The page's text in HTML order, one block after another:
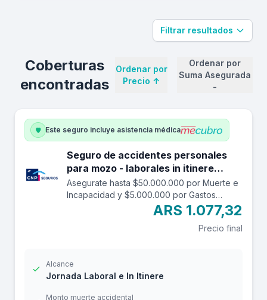
Filtrar resultados
Coberturas
encontradas
Ordenar por
Precio ↑
Ordenar por
Suma Asegurada
-
Este seguro incluye asistencia médica
Seguro de accidentes personales
para mozo - laborales in itinere
hasta 50.000.000.
Asegurate hasta $50.000.000 por Muerte e
Incapacidad y $5.000.000 por Gastos
Médicos contra accidentes mientras estás
trabajando y en el trayecto in itinere. Las
edades aceptadas son desde los 14 a los
ARS 1.077,32
Precio final
Alcance
Jornada Laboral e In Itinere
Monto muerte accidental